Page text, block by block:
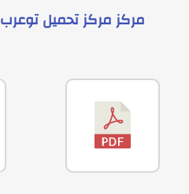
مركزمركز تحميل توعرب